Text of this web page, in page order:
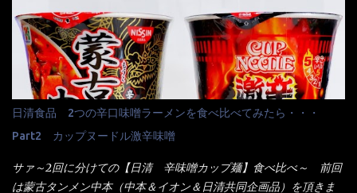
いた）が料理に必ず付いてきたものです。 でも流石にファミレ
スでは・・・それは無いね！残念だ～ 今回はすかいらーくグルー
プで、タイ料理をどの様に再現して提供しているか？を見るだけ
だなぁ～ 因みにガパオ＝ホーリーバジルなのです。 肉は通常チ
キンが多く豚や牛もあります。 肉は挽肉みたいなミンチではな
く、粗挽きの肉になるんです。 それに現地バンコクでは、卵は固
焼きが本来です。 今回はほぼ全熟の目玉焼きで、これは日本風
オタイなのと比べれば薄め？ やっぱり調味料の【スパイスガール
ている訳で何故に敢えて本商品をリリースするの？ 確かに販売価
格は、緑のたぬきの実売は108円位で、ごつ盛り天ぷらそばは98円
でした。 殆ど変わらないじゃないか！？ そこで何が違うか・・・
メーカーHPから情報を得てみた。 ■原材料 比較（相手に含まれ
て居ない物質を赤色） ☆緑のたぬき 油揚げめん(小麦粉(国内製
造)、そば粉、植物油脂、植物性たん白、食塩、とろろ芋、卵白)、
かやく(小えびてんぷら、 かまぼこ )、添付調味料(砂糖、食塩、し
ょうゆ、魚介エキス、たん白加水分解物、香辛料、ねぎ、香味油
脂)／加工でん粉、調味料(アミノ酸等)、炭酸カルシウム、カラメ
ル色素、リン酸塩(Na)、増粘多糖類、レシチン、酸化防止剤(ビタ
日清食品 2つの辛口味噌ラーメンを食べ比べてみたら・・・
Part2 カップヌードル激辛味噌
サァ～2回に分けての【日清 辛味噌カップ麺】食べ比べ～ 前回
は蒙古タンメン中本（中本＆イオン＆日清共同企画品）を頂きま